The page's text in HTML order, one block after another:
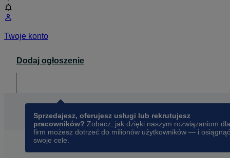
Twoje konto
Dodaj ogłoszenie
Sprzedajesz, oferujesz usługi lub rekrutujesz
pracowników? Zobacz, jak dzięki naszym rozwiązaniom dla
firm możesz dotrzeć do milionów użytkowników — i osiągnąć
swoje cele.